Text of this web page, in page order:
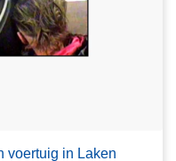
voertuig in Laken